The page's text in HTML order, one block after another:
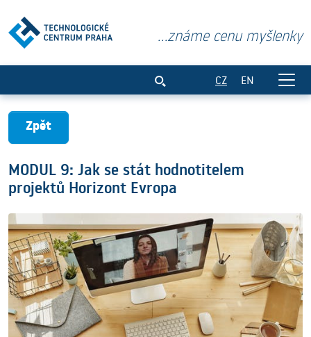
...známe cenu myšlenky
CZ EN
Zpět
MODUL 9: Jak se stát hodnotitelem
projektů Horizont Evropa